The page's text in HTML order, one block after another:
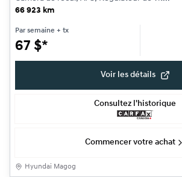
66 923 km
Par semaine + tx
67 $*
Voir les détails
Consultez l'historique
Commencer votre achat
Hyundai Magog